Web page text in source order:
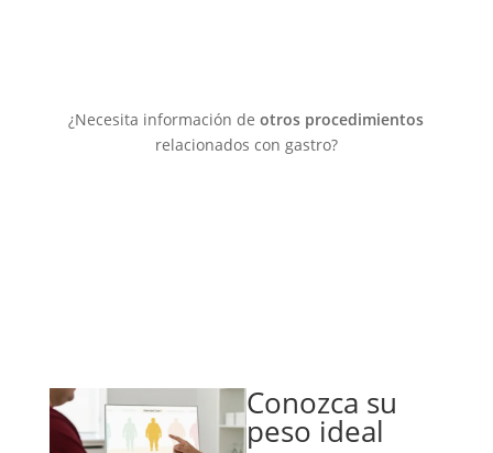
¿Necesita información deotros procedimientos
relacionados con gastro?
Conozca su
peso ideal